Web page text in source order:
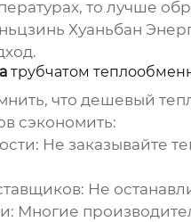
то лучше
Хуаньбан
трубчатом
что дешевый
сэкономить:
Не заказывайте
Не
Многие